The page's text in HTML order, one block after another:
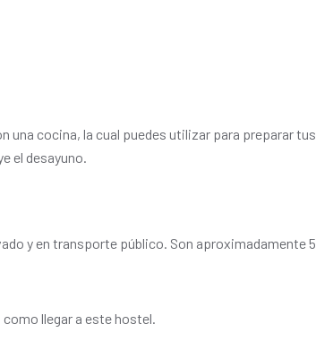
una cocina, la cual puedes utilizar para preparar tus
el desayuno.
y en transporte público. Son aproximadamente 5
llegar a este hostel.